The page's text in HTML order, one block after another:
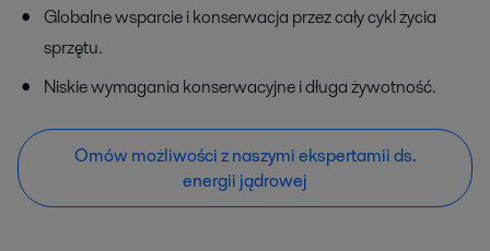
Globalne wsparcie i konserwacja przez cały cykl życia
sprzętu.
Niskie wymagania konserwacyjne i długa żywotność.
Omów możliwości z naszymi ekspertamii ds.
energii jądrowej